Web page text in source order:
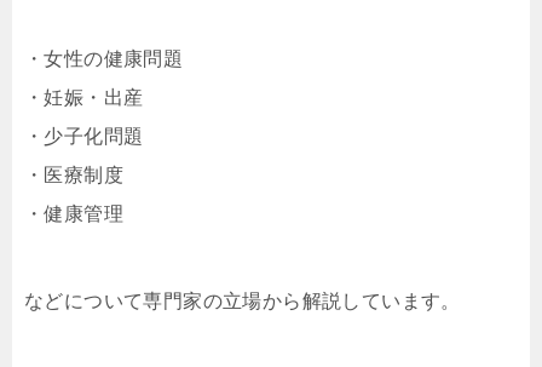
・女性の健康問題
・妊娠・出産
・少子化問題
・医療制度
・健康管理
などについて専門家の立場から解説しています。